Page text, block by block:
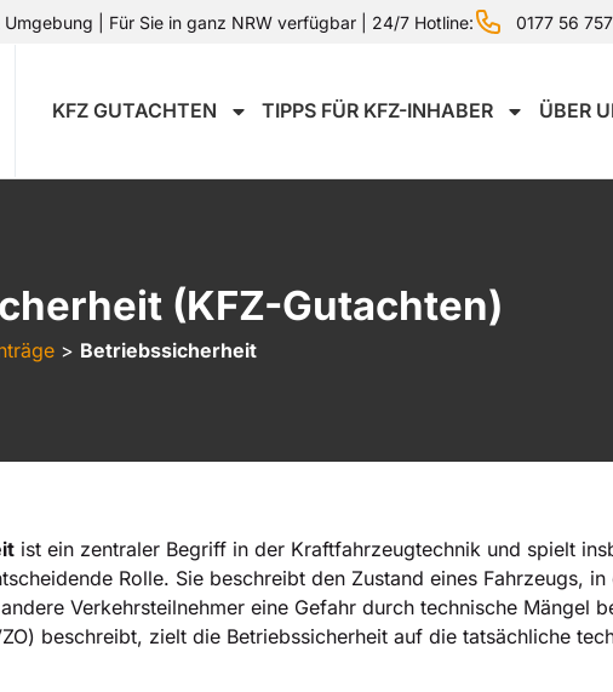
| Für Sie in ganz NRW verfügbar | 24/7 Hotline: 0177 56
KFZ GUTACHTEN TIPPS FÜR KFZ-INHABER ÜBER
(KFZ-Gutachten)
> Betriebssicherheit
ist ein zentraler Begriff in der Kraftfahrzeugtechnik und spielt
Rolle. Sie beschreibt den Zustand eines Fahrzeugs,
Verkehrsteilnehmer eine Gefahr durch technische Mängel
beschreibt, zielt die Betriebssicherheit auf die tatsächliche